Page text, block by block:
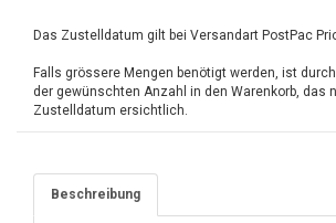
Das Zustelldatum gilt bei Versandart PostPac
Falls grössere Mengen benötigt werden, ist
der gewünschten Anzahl in den Warenkorb, das
Zustelldatum ersichtlich.
Beschreibung